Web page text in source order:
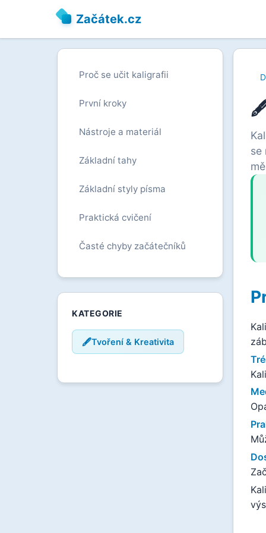
Začátek.cz
Proč se učit kaligrafii
První kroky
Nástroje a materiál
Základní tahy
Základní styly písma
Praktická cvičení
Časté chyby začátečníků
KATEGORIE
🖋️Tvoření & Kreativita
se